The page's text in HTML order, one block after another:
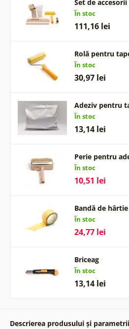
Set de
În stoc
111,16 lei
Rolă pentru
În stoc
30,97 lei
Adeziv pentru
În stoc
13,14 lei
Perie pentru
În stoc
10,51 lei
Bandă de hârtie
În stoc
24,77 lei
Briceag
În stoc
13,14 lei
Descrierea produsului și parametrii